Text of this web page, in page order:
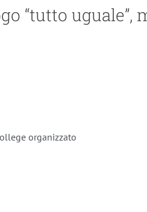
“tutto uguale”,
organizzato